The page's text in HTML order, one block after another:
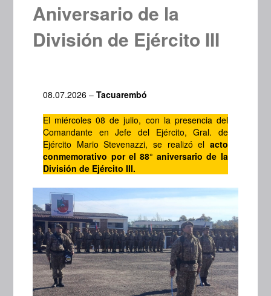
Aniversario de la
División de Ejército III
08.07.2026 –Tacuarembó
El miércoles 08 de julio, con la presencia del
Comandante en Jefe del Ejército, Gral. de
Ejército Mario Stevenazzi, se realizó el acto
conmemorativo por el 88° aniversario de la
División de Ejército III.